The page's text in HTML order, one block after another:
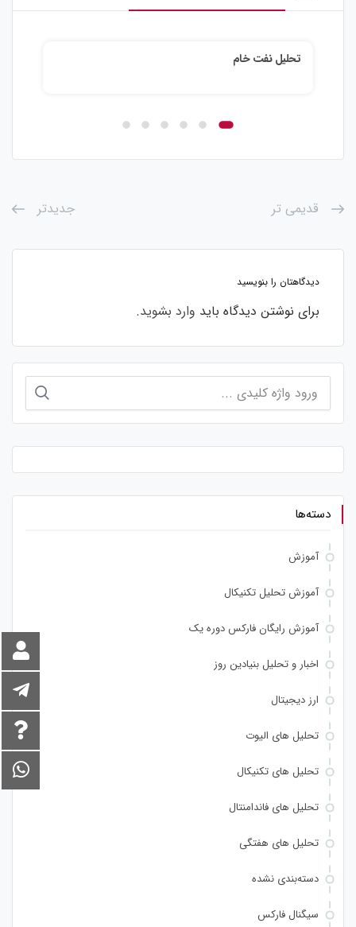
قدیمی تر جدیدتر
دیدگاهتان را بنویسید
برای نوشتن دیدگاه باید وارد بشوید.
برای:
دسته‌ها
آموزش
آموزش تحلیل تکنیکال
آموزش رایگان فارکس دوره یک
اخبار و تحلیل بنیادین روز
ارز دیجیتال
تحلیل های الیوت
تحلیل های تکنیکال
تحلیل های فاندامنتال
تحلیل های هفتگی
دسته‌بندی نشده
سیگنال فارکس